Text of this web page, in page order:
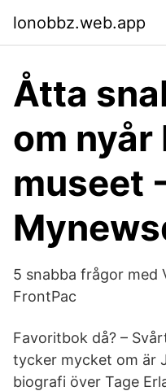
lonobbz.web.app
Åtta
om nyår
museet -
5 snabba frågor med
FrontPac
Favoritbok då? –
tycker mycket om är
biografi över Tage